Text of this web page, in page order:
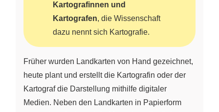
Kartografinnen und
Kartografen, die Wissenschaft
dazu nennt sich Kartografie.
Früher wurden Landkarten von Hand gezeichnet,
heute plant und erstellt die Kartografin oder der
Kartograf die Darstellung mithilfe digitaler
Medien. Neben den Landkarten in Papierform